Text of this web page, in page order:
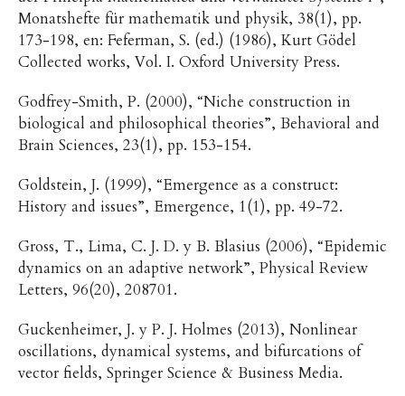
Monatshefte für mathematik und physik, 38(1), pp.
173-198, en: Feferman, S. (ed.) (1986), Kurt Gödel
Collected works, Vol. I. Oxford University Press.
Godfrey-Smith, P. (2000), “Niche construction in
biological and philosophical theories”, Behavioral and
Brain Sciences, 23(1), pp. 153-154.
Goldstein, J. (1999), “Emergence as a construct:
History and issues”, Emergence, 1(1), pp. 49-72.
Gross, T., Lima, C. J. D. y B. Blasius (2006), “Epidemic
dynamics on an adaptive network”, Physical Review
Letters, 96(20), 208701.
Guckenheimer, J. y P. J. Holmes (2013), Nonlinear
oscillations, dynamical systems, and bifurcations of
vector fields, Springer Science & Business Media.